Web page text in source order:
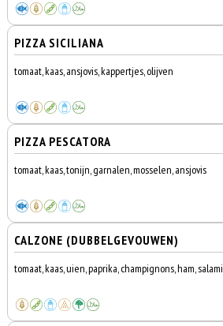
PIZZA SICILIANA
tomaat, kaas, ansjovis, kappertjes, olijven
PIZZA PESCATORA
tomaat, kaas, tonijn, garnalen, mosselen, ansjovis
CALZONE (DUBBELGEVOUWEN)
tomaat, kaas, uien, paprika, champignons, ham, salami